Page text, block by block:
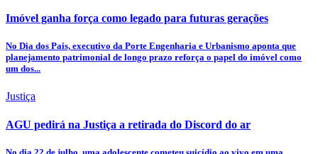
Imóvel ganha força como legado para futuras gerações
No Dia dos Pais, executivo da Porte Engenharia e Urbanismo aponta que
planejamento patrimonial de longo prazo reforça o papel do imóvel como
um dos...
Justiça
AGU pedirá na Justiça a retirada do Discord do ar